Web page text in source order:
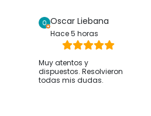
Oscar Liebana
Hace 5 horas
Muy atentos y
dispuestos. Resolvieron
todas mis dudas.